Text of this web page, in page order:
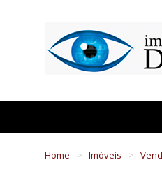
Home Imóveis